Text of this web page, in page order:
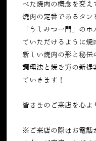
べた焼肉の概念を変え
焼肉の定番であるタン
「うしみつ一門」の
ていただけるように
新しい焼肉の形と秘伝
調理法と焼き方の新提
ていきます！
皆さまのご来店を心よ
※ご来店の際はお電話